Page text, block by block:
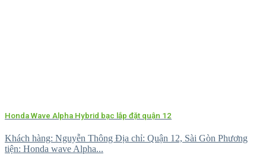
Honda Wave Alpha Hybrid bạc lắp đặt quận 12
Khách hàng: Nguyễn Thông Địa chỉ: Quận 12, Sài Gòn Phương
tiện: Honda wave Alpha...